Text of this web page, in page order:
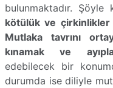
bulunmaktadır. Şöyle
kötülük ve çirkinlikler
Mutlaka tavrını
kınamak ve
edebilecek bir
durumda ise diliyle